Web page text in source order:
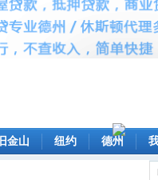
旧金山 纽约 德州